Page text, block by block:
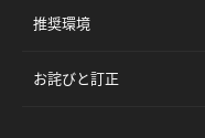
推奨環境
お詫びと訂正